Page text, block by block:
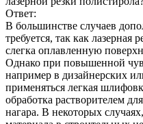
Ответ:
В большинстве случаев
требуется, так как лазерная
слегка оплавленную
Однако при повышенной
например в дизайнерских
применяться легкая
обработка растворителем
нагара. В некоторых